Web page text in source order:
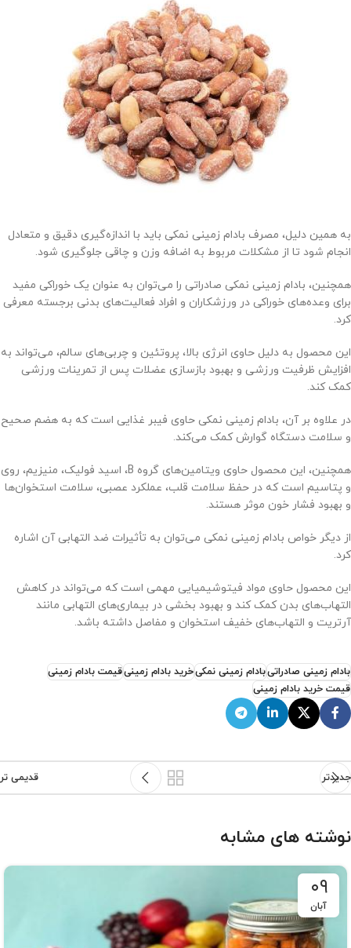
به همین دلیل، مصرف بادام زمینی نمکی باید با اندازه‌گیری دقیق و متعادل
انجام شود تا از مشکلات مربوط به اضافه وزن و چاقی جلوگیری شود.
همچنین، بادام زمینی نمکی صادراتی را می‌توان به عنوان یک خوراکی مفید
برای وعده‌های خوراکی در ورزشکاران و افراد فعالیت‌های بدنی برجسته معرفی
کرد.
این محصول به دلیل حاوی انرژی بالا، پروتئین و چربی‌های سالم، می‌تواند به
افزایش ظرفیت ورزشی و بهبود بازسازی عضلات پس از تمرینات ورزشی
کمک کند.
در علاوه بر آن، بادام زمینی نمکی حاوی فیبر غذایی است که به هضم صحیح
و سلامت دستگاه گوارش کمک می‌کند.
همچنین، این محصول حاوی ویتامین‌های گروه B، اسید فولیک، منیزیم، روی
و پتاسیم است که در حفظ سلامت قلب، عملکرد عصبی، سلامت استخوان‌ها
و بهبود فشار خون موثر هستند.
از دیگر خواص بادام زمینی نمکی می‌توان به تأثیرات ضد التهابی آن اشاره
کرد.
این محصول حاوی مواد فیتوشیمیایی مهمی است که می‌تواند در کاهش
التهاب‌های بدن کمک کند و بهبود بخشی در بیماری‌های التهابی مانند
آرتریت و التهاب‌های خفیف استخوان و مفاصل داشته باشد.
بادام زمینی صادراتیبادام زمینی نمکیخرید بادام زمینیقیمت بادام زمینی
قیمت خرید بادام زمینی
جدیدتر قدیمی تر
نوشته های مشابه
۰۹
آبان